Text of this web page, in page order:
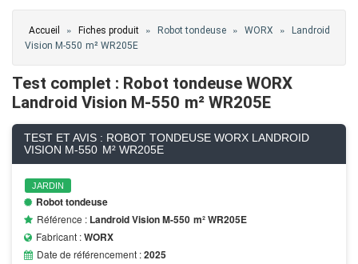
Vous êtes ici
Accueil » Fiches produit » Robot tondeuse » WORX »
Landroid
Vision M-550 m² WR205E
Test complet : Robot tondeuse WORX
Landroid Vision M-550 m² WR205E
TEST ET AVIS : ROBOT TONDEUSE WORX LANDROID
VISION M-550 M² WR205E
JARDIN
Robot tondeuse
Référence : Landroid Vision M-550 m² WR205E
Fabricant :WORX
Date de référencement :2025